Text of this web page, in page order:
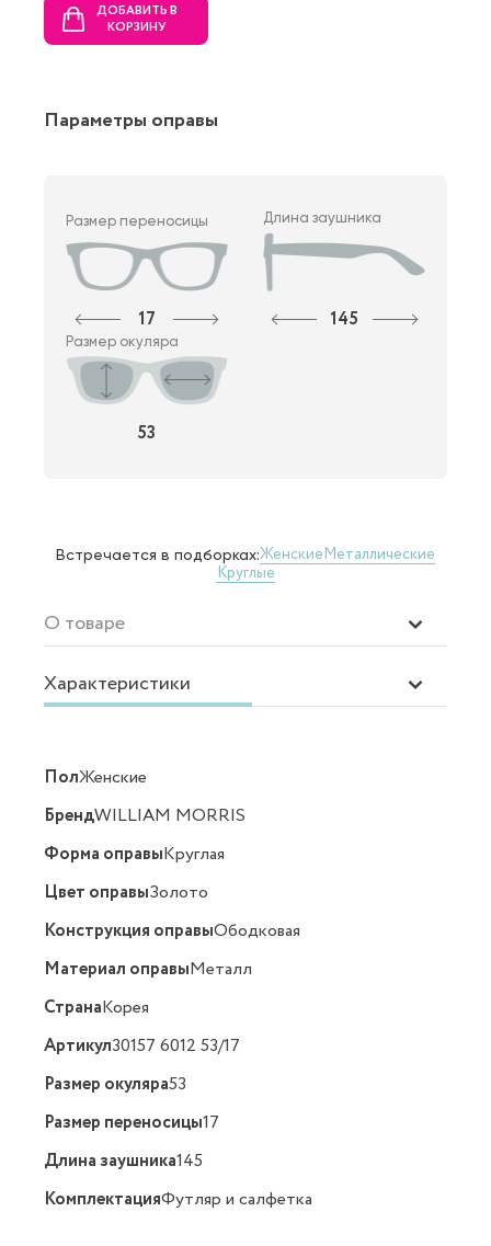
ДОБАВИТЬ В
КОРЗИНУ
Параметры оправы
Размер переносицы
17
Длина заушника
145
Размер окуляра
53
Встречается в подборках:ЖенскиеМеталлические
Круглые
О товаре
Характеристики
ПолЖенские
БрендWILLIAM MORRIS
Форма оправыКруглая
Цвет оправыЗолото
Конструкция оправыОбодковая
Материал оправыМеталл
СтранаКорея
Артикул30157 6012 53/17
Размер окуляра53
Размер переносицы17
Длина заушника145
КомплектацияФутляр и салфетка